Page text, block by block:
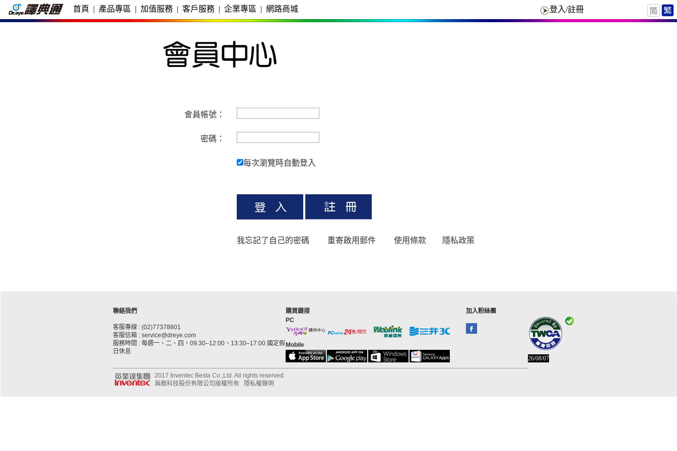
首頁 | 產品專區 | 加值服務 | 客戶服務 | 企業專區 | 網路商城 登入/註冊
會員帳號：
密碼：
每次瀏覽時自動登入
我忘記了自己的密碼 重寄啟用郵件 使用條款 隱私政策
聯絡我們
客服專線 : (02)77378801
客服信箱 : service@dreye.com
服務時間 : 每週一、二、四，09:30–12:00、13:30–17:00 國定假
日休息
購買鏈接
PC
Mobile
加入粉絲團
26/08/07
2017 Inventec Besta Co.,Ltd. All rights reserved
無敵科技股份有限公司版權所有
隱私權聲明